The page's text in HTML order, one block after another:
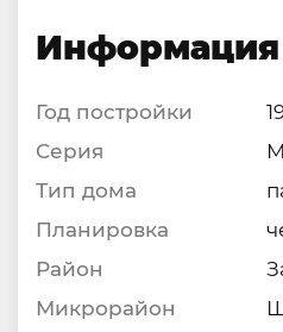
Информация
Год постройки
Серия
Тип дома
Планировка
Район
Микрорайон